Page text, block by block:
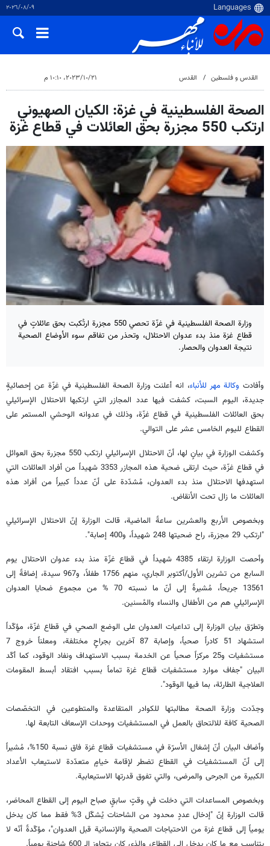
٠٩‏/٠٨‏/٢٠٢٦
القدس و فلسطین القدس ٢١‏/١٠‏/٢٠٢٣، ١٠:١٠ م
الصحة الفلسطينية في غزة: الكيان الصهيوني
ارتكب 550 مجزرة بحق العائلات في قطاع غزة
وزارة الصحة الفلسطينية في غزّة تحصي 550 مجزرة ارتُكبت بحق عائلاتٍ في
قطاع غزة منذ بدء عدوان الاحتلال، وتحذر من تفاقم سوء الأوضاع الصحية
نتيجة العدوان والحصار.
وأفادت وكالة مهر للأنباء، انه أعلنت وزارة الصحة الفلسطينية في غزّة عن إحصائيةٍ
جديدة، اليوم السبت، كشفت فيها عدد المجازر التي ارتكبها الاحتلال الإسرائيلي
بحق العائلات الفلسطينية في قطاع غزّة، وذلك في عدوانه الوحشي المستمر على
القطاع لليوم الخامس عشر على التوالي.
وكشفت الوزارة في بيانٍ لها، أنّ الاحتلال الإسرائيلي ارتكب 550 مجزرة بحق العوائل
في قطاع غزّة، حيث ارتقى ضحية هذه المجازر 3353 شهيداً من أفراد العائلات التي
استهدفها الاحتلال منذ بدء العدوان، مُشدّدة على أنّ عدداً كبيراً من أفراد هذه
العائلات ما زال تحت الأنقاض.
وبخصوص الأربع والعشرين ساعةً الماضية، قالت الوزارة إنّ الاحتلال الإسرائيلي
"ارتكب 29 مجزرة، راح ضحيتها 248 شهيداً، و400 إصابة".
وأحصت الوزارة ارتقاء 4385 شهيداً في قطاع غزّة منذ بدء عدوان الاحتلال يوم
السابع من تشرين الأول/أكتوبر الجاري، منهم 1756 طفلاً، و967 سيدة، إضافةً إلى
13561 جريحاً، مُشيرةً إلى أنّ ما نسبته 70 % من مجموع ضحايا العدوان
الإسرائيلي هم من الأطفال والنساء والمُسنين.
وتطرّق بيان الوزارة إلى تداعيات العدوان على الوضع الصحي في قطاع غزّة، مؤكّداً
استشهاد 51 كادراً صحياً، وإصابة 87 آخرين بجراحٍ مختلفة، ومعلناً خروج 7
مستشفيات و25 مركزاً صحياً عن الخدمة بسبب الاستهداف ونفاد الوقود، كما أكّد
البيان "جفاف موارد مستشفيات قطاع غزة تماماً بسبب افتقاد أبسط المقومات
العلاجية الطارئة، بما فيها الوقود".
وجدّدت وزارة الصحة مطالبتها للكوادر المتقاعدة والمتطوعين في التخصّصات
الصحية كافة للالتحاق بالعمل في المستشفيات ووحدات الإسعاف التابعة لها.
وأضاف البيان أنّ إشغال الأسرّة في مستشفيات قطاع غزة فاق نسبة 150%، مُشيراً
إلى أنّ المستشفيات في القطاع تضطر لإقامة خيامٍ متعدّدة لاستيعاب الأعداد
الكبيرة من الجرحى والمرضى، والتي تفوق قدرتها الاستيعابية.
وبخصوص المساعدات التي دخلت في وقتٍ سابقٍ صباح اليوم إلى القطاع المحاصَر،
قالت الوزارة إنّ "إدخال عددٍ محدود من الشاحنات يُشكّل 3% فقط مما كان يدخل
يومياً إلى قطاع غزة من الاحتياجات الصحية والإنسانية قبل العدوان"، مؤكّدةً أنّه لا